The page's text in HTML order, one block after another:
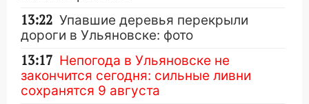
13:22 Упавшие деревья перекрыли
дороги в Ульяновске: фото
13:17 Непогода в Ульяновске не
закончится сегодня: сильные ливни
сохранятся 9 августа